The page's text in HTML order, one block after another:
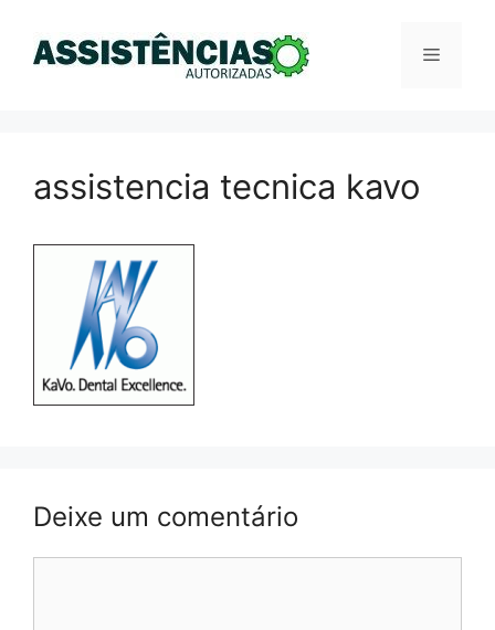
Menu
assistencia tecnica kavo
Deixe um comentário